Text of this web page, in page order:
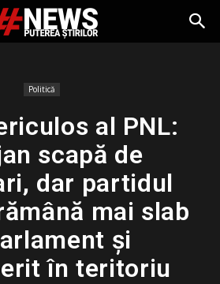
Politică
al PNL:
scapă de
dar partidul
mai slab
și
în teritoriu